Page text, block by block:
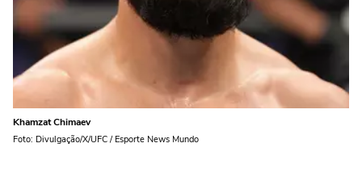
Khamzat Chimaev
Foto: Divulgação/X/UFC / Esporte News Mundo